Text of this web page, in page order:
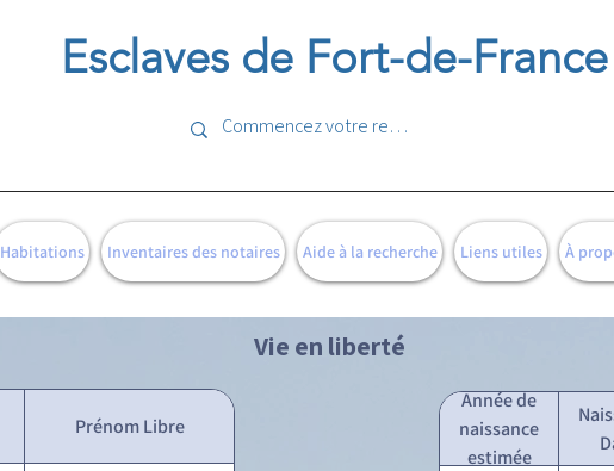
Esclaves de Fort-de-France
Habitations Inventaires des notaires Aide à la recherche Liens utiles À
Vie en liberté
Prénom Libre
Année de
naissance
estimée